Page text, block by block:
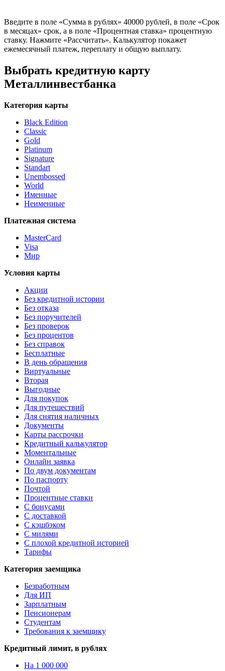
Введите в поле «Сумма в рублях» 40000 рублей, в поле «Срок
в месяцах» срок, а в поле «Процентная ставка» процентную
ставку. Нажмите «Рассчитать». Калькулятор покажет
ежемесячный платеж, переплату и общую выплату.
Выбрать кредитную карту
Металлинвестбанка
Категория карты
Black Edition
Classic
Gold
Platinum
Signature
Standart
Unembossed
World
Именные
Неименные
Платежная система
MasterCard
Visa
Мир
Условия карты
Акции
Без кредитной истории
Без отказа
Без поручителей
Без проверок
Без процентов
Без справок
Бесплатные
В день обращения
Виртуальные
Вторая
Выгодные
Для покупок
Для путешествий
Для снятия наличных
Документы
Карты рассрочки
Кредитный калькулятор
Моментальные
Онлайн заявка
По двум документам
По паспорту
Почтой
Процентные ставки
С бонусами
С доставкой
С кэшбэком
С милями
С плохой кредитной историей
Тарифы
Категория заемщика
Безработным
Для ИП
Зарплатным
Пенсионерам
Студентам
Требования к заемщику
Кредитный лимит, в рублях
На 1 000 000